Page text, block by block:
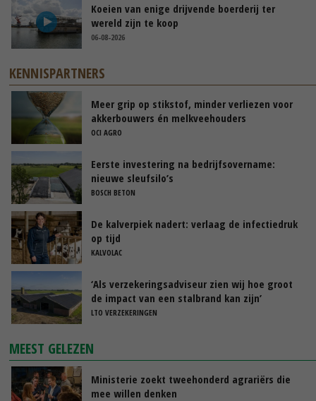
Koeien van enige drijvende boerderij ter
wereld zijn te koop
06-08-2026
KENNISPARTNERS
Meer grip op stikstof, minder verliezen voor
akkerbouwers én melkveehouders
OCI AGRO
Eerste investering na bedrijfsovername:
nieuwe sleufsilo’s
BOSCH BETON
De kalverpiek nadert: verlaag de infectiedruk
op tijd
KALVOLAC
‘Als verzekeringsadviseur zien wij hoe groot
de impact van een stalbrand kan zijn’
LTO VERZEKERINGEN
MEEST GELEZEN
Ministerie zoekt tweehonderd agrariërs die
mee willen denken